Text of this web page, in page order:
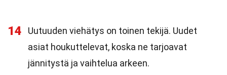
14
Uutuuden viehätys on toinen tekijä. Uudet
asiat houkuttelevat, koska ne tarjoavat
jännitystä ja vaihtelua arkeen.